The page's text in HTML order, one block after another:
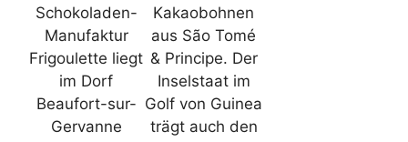
Schokoladen-
Manufaktur
Frigoulette liegt
im Dorf
Beaufort-sur-
Gervanne
Kakaobohnen
aus São Tomé
& Principe. Der
Inselstaat im
Golf von Guinea
trägt auch den